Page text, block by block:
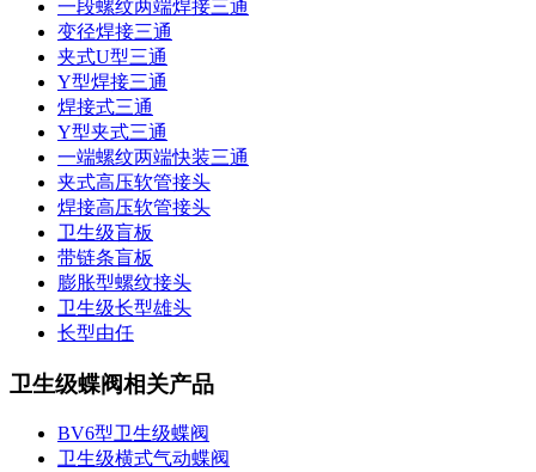
一段螺纹两端焊接三通
变径焊接三通
夹式U型三通
Y型焊接三通
焊接式三通
Y型夹式三通
一端螺纹两端快装三通
夹式高压软管接头
焊接高压软管接头
卫生级盲板
带链条盲板
膨胀型螺纹接头
卫生级长型雄头
长型由任
卫生级蝶阀相关产品
BV6型卫生级蝶阀
卫生级横式气动蝶阀